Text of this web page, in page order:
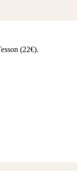
(22€).